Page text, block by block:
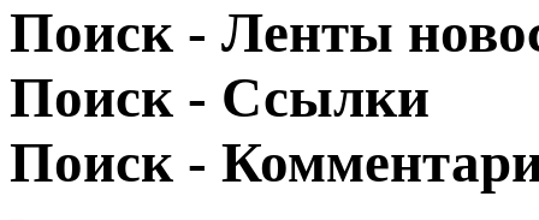
Поиск - Ленты
Поиск - Ссылки
Поиск -